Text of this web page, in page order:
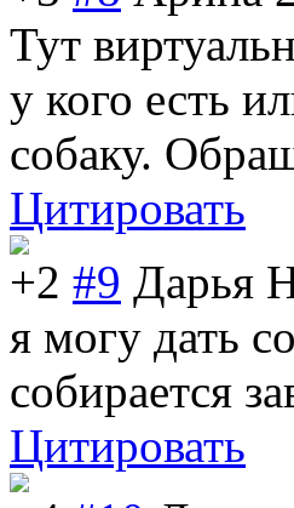
Тут
у кого есть
собаку.
Цитировать
+2 #9 Дарья
я могу дать
собирается
Цитировать